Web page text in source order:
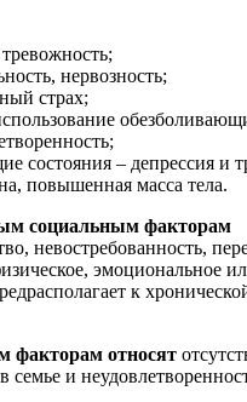
нервозность;
страх;
состояния – депрессия и
повышенная масса тела.
социальным факторам
невостребованность,
эмоциональное
к
факторам относят
семье и